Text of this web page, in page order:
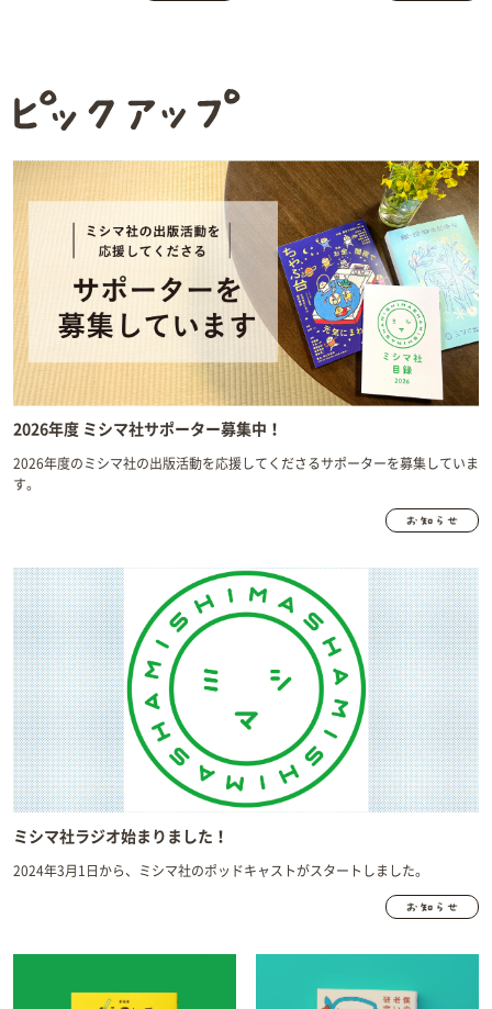
ピックアップ
2026年度 ミシマ社サポーター募集中！
2026年度のミシマ社の出版活動を応援してくださるサポーターを募集していま
す。
ミシマ社ラジオ始まりました！
2024年3月1日から、ミシマ社のポッドキャストがスタートしました。